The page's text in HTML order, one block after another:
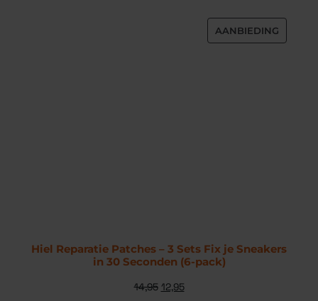
AANBIEDING
Hiel Reparatie Patches – 3 Sets Fix je Sneakers in 30
Seconden (6-pack)
14,95 12,95